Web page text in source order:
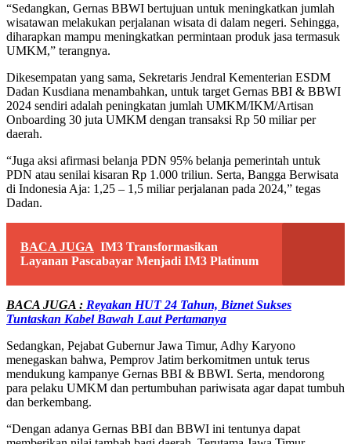
“Sedangkan, Gernas BBWI bertujuan untuk meningkatkan jumlah
wisatawan melakukan perjalanan wisata di dalam negeri. Sehingga,
diharapkan mampu meningkatkan permintaan produk jasa termasuk
UMKM,” terangnya.
Dikesempatan yang sama, Sekretaris Jendral Kementerian ESDM
Dadan Kusdiana menambahkan, untuk target Gernas BBI & BBWI
2024 sendiri adalah peningkatan jumlah UMKM/IKM/Artisan
Onboarding 30 juta UMKM dengan transaksi Rp 50 miliar per
daerah.
“Juga aksi afirmasi belanja PDN 95% belanja pemerintah untuk
PDN atau senilai kisaran Rp 1.000 triliun. Serta, Bangga Berwisata
di Indonesia Aja: 1,25 – 1,5 miliar perjalanan pada 2024,” tegas
Dadan.
BACA JUGA IM3 Transformasikan
Layanan Pascabayar Menjadi IM3 Platinum
BACA JUGA : Reyakan HUT 24 Tahun, Biznet Sukses
Tuntaskan Kabel Bawah Laut Pertamanya
Sedangkan, Pejabat Gubernur Jawa Timur, Adhy Karyono
menegaskan bahwa, Pemprov Jatim berkomitmen untuk terus
mendukung kampanye Gernas BBI & BBWI. Serta, mendorong
para pelaku UMKM dan pertumbuhan pariwisata agar dapat tumbuh
dan berkembang.
“Dengan adanya Gernas BBI dan BBWI ini tentunya dapat